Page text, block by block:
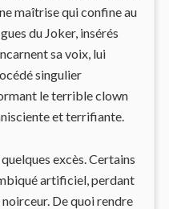
maîtrise qui confine au
du Joker, insérés
sa voix, lui
singulier
le terrible clown
et terrifiante.
excès. Certains
artificiel, perdant
noirceur. De quoi rendre